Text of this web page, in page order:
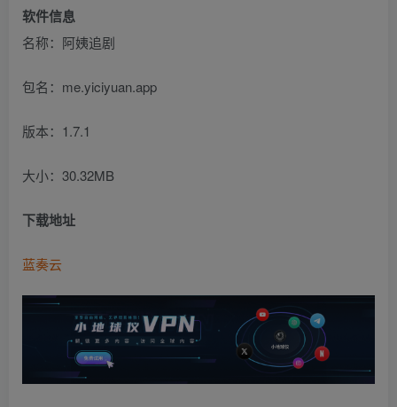
软件信息
名称：阿姨追剧
包名：me.yiciyuan.app
版本：1.7.1
大小：30.32MB
下载地址
蓝奏云